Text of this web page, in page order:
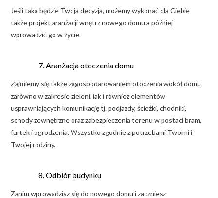
Jeśli taka będzie Twoja decyzja, możemy wykonać dla Ciebie
także projekt aranżacji wnętrz nowego domu a później
wprowadzić go w życie.
Aranżacja otoczenia domu
Zajmiemy się także zagospodarowaniem otoczenia wokół domu
zarówno w zakresie zieleni, jak i również elementów
usprawniających komunikację tj. podjazdy, ścieżki, chodniki,
schody zewnętrzne oraz zabezpieczenia terenu w postaci bram,
furtek i ogrodzenia. Wszystko zgodnie z potrzebami Twoimi i
Twojej rodziny.
Odbiór budynku
Zanim wprowadzisz się do nowego domu i zaczniesz